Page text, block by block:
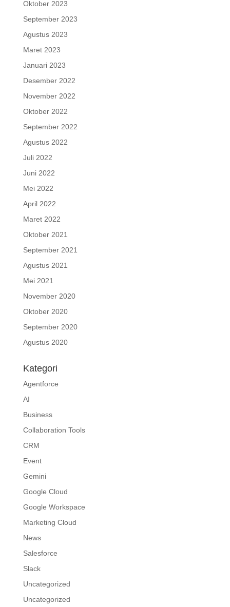
Oktober 2023
September 2023
Agustus 2023
Maret 2023
Januari 2023
Desember 2022
November 2022
Oktober 2022
September 2022
Agustus 2022
Juli 2022
Juni 2022
Mei 2022
April 2022
Maret 2022
Oktober 2021
September 2021
Agustus 2021
Mei 2021
November 2020
Oktober 2020
September 2020
Agustus 2020
Kategori
Agentforce
AI
Business
Collaboration Tools
CRM
Event
Gemini
Google Cloud
Google Workspace
Marketing Cloud
News
Salesforce
Slack
Uncategorized
Uncategorized